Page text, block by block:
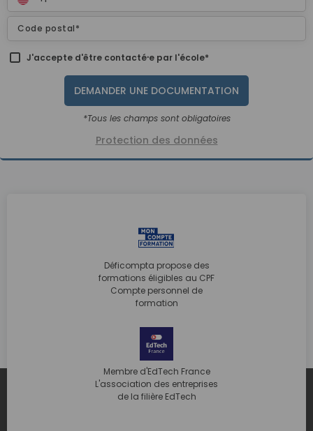
J'accepte d'être contacté⸱e par l'école*
DEMANDER UNE DOCUMENTATION
*Tous les champs sont obligatoires
Protection des données
Déficompta propose des
formations éligibles au CPF
Compte personnel de
formation
Membre d'EdTech France
L'association des entreprises
de la filière EdTech